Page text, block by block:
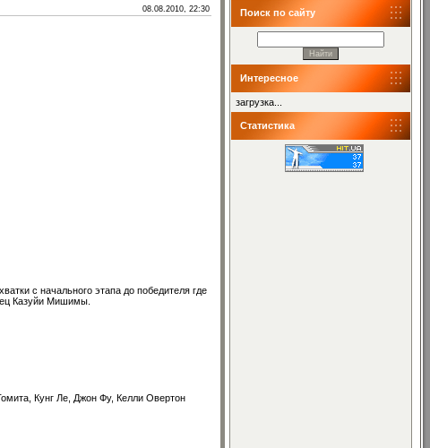
08.08.2010, 22:30
с начального этапа до победителя где
Казуйи Мишимы.
Кунг Ле, Джон Фу, Келли Овертон
Поиск по сайту
Интересное
загрузка...
Статистика